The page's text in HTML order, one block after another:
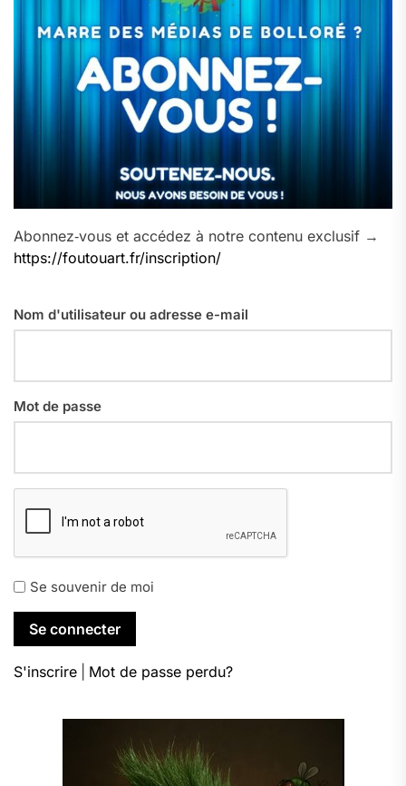
Abonnez‑vous et accédez à notre contenu exclusif →
https://foutouart.fr/inscription/
Nom d'utilisateur ou adresse e-mail
Mot de passe
Se souvenir de moi
S'inscrire Mot de passe perdu?